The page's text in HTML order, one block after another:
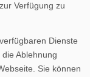
Verfügung zu
Dienste
Ablehnung
Sie können